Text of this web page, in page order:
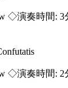
◇演奏時間: 3
◇演奏時間: 2